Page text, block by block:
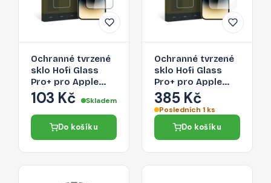
Ochranné tvrzené
sklo Hofi Glass
Pro+ pro Apple
iPhone 15 Pro –
černé
103 Kč Skladem
Do košíku
Ochranné tvrzené
sklo Hofi Glass
Pro+ pro Apple
iPhone 15 Pro –
čiré
385 Kč
Posledních 1 ks
Do košíku